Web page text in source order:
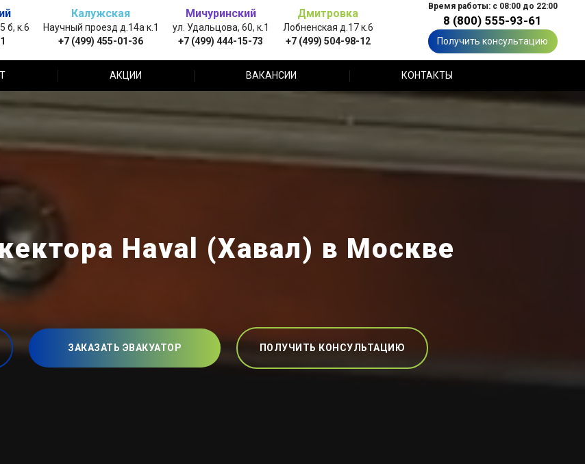
б, к.6
Калужская
Научный проезд д.14а к.1
+7 (499) 455-01-36
Мичуринский
ул. Удальцова, 60, к.1
+7 (499) 444-15-73
Дмитровка
Лобненская д.17 к.6
+7 (499) 504-98-12
Время работы: с 08:00 до 22:00
8 (800) 555-93-61
Получить консультацию
АКЦИИ ВАКАНСИИ КОНТАКТЫ
Haval (Хавал) в Москве
ЗАКАЗАТЬ ЭВАКУАТОР ПОЛУЧИТЬ КОНСУЛЬТАЦИЮ